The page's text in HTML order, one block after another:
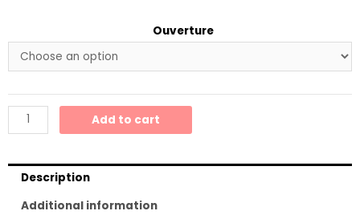
Ouverture
Add to cart
Description
Additional information